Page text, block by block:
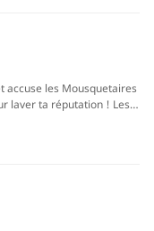
accuse les Mousquetaires
laver ta réputation ! Les